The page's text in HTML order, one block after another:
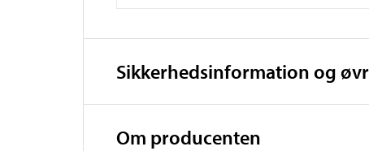
Sikkerhedsinformation og
Om producenten